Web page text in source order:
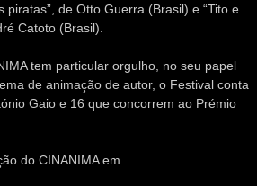
piratas”, de Otto Guerra (Brasil) e “Tito e
Catoto (Brasil).
tem particular orgulho, no seu papel
de animação de autor, o Festival conta
Gaio e 16 que concorrem ao Prémio
do CINANIMA em